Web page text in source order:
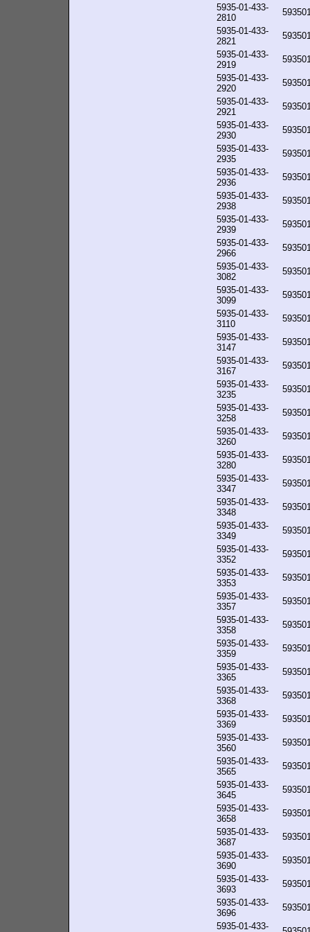
5935-01-433-
2810
5935-01-433-
2821
5935-01-433-
2919
5935-01-433-
2920
5935-01-433-
2921
5935-01-433-
2930
5935-01-433-
2935
5935-01-433-
2936
5935-01-433-
2938
5935-01-433-
2939
5935-01-433-
2966
5935-01-433-
3082
5935-01-433-
3099
5935-01-433-
3110
5935-01-433-
3147
5935-01-433-
3167
5935-01-433-
3235
5935-01-433-
3258
5935-01-433-
3260
5935-01-433-
3280
5935-01-433-
3347
5935-01-433-
3348
5935-01-433-
3349
5935-01-433-
3352
5935-01-433-
3353
5935-01-433-
3357
5935-01-433-
3358
5935-01-433-
3359
5935-01-433-
3365
5935-01-433-
3368
5935-01-433-
3369
5935-01-433-
3560
5935-01-433-
3565
5935-01-433-
3645
5935-01-433-
3658
5935-01-433-
3687
5935-01-433-
3690
5935-01-433-
3693
5935-01-433-
3696
5935-01-433-